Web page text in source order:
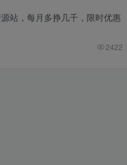
站，每月多挣几千，限时优惠
2422